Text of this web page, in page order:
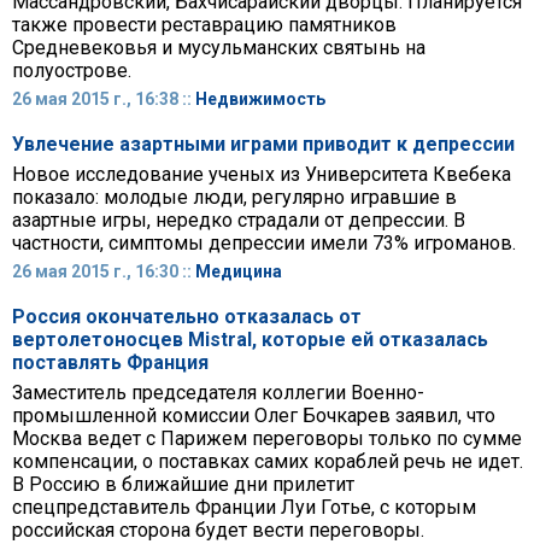
также провести реставрацию памятников
Средневековья и мусульманских святынь на
полуострове.
26 мая 2015 г., 16:38 :: Недвижимость
Увлечение азартными играми приводит к депрессии
Новое исследование ученых из Университета Квебека
показало: молодые люди, регулярно игравшие в
азартные игры, нередко страдали от депрессии. В
частности, симптомы депрессии имели 73% игроманов.
26 мая 2015 г., 16:30 :: Медицина
Россия окончательно отказалась от
вертолетоносцев Mistral, которые ей отказалась
поставлять Франция
Заместитель председателя коллегии Военно-
промышленной комиссии Олег Бочкарев заявил, что
Москва ведет с Парижем переговоры только по сумме
компенсации, о поставках самих кораблей речь не идет.
В Россию в ближайшие дни прилетит
спецпредставитель Франции Луи Готье, с которым
российская сторона будет вести переговоры.